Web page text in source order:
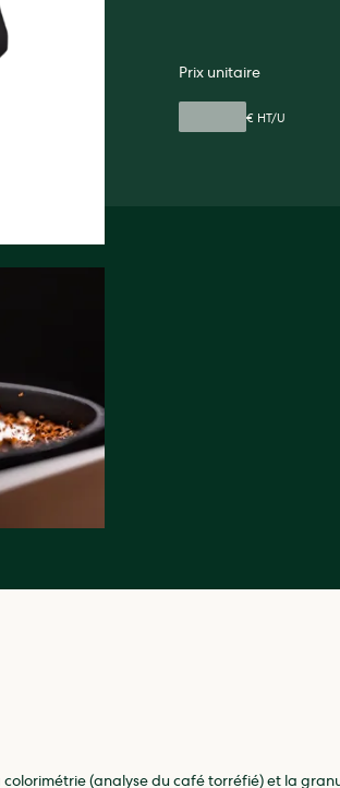
Prix unitaire
€ HT/U
(analyse du café torréfié) et la